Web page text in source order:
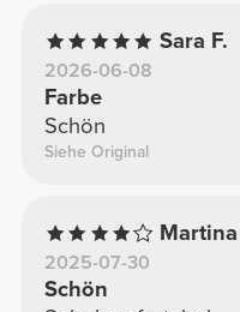
Sara F.
2026-06-08
Farbe
Schön
Siehe Original
2025-07-30
Schön